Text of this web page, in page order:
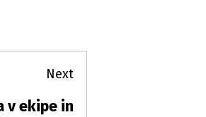
Next
v ekipe in